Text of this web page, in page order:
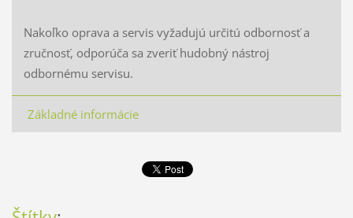
Nakoľko oprava a servis vyžadujú určitú odbornosť a
zručnosť, odporúča sa zveriť hudobný nástroj
odbornému servisu.
Základné informácie